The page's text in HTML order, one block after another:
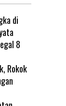
di
8
Rokok